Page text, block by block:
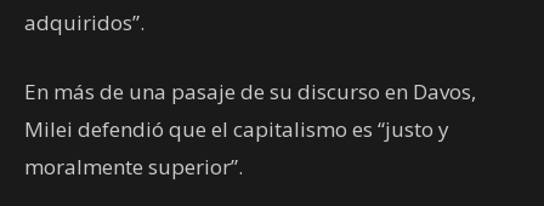
adquiridos”.
En más de una pasaje de su discurso en Davos,
Milei defendió que el capitalismo es “justo y
moralmente superior”.